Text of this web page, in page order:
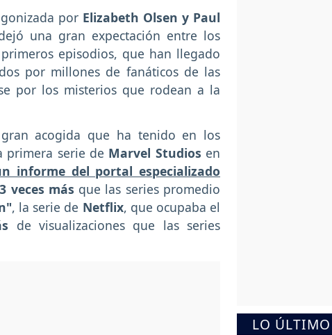
por Elizabeth Olsen y Paul
una gran expectación entre los
episodios, que han llegado
por millones de fanáticos de las
por los misterios que rodean a la
acogida que ha tenido en los
primera serie de Marvel Studios en
informe del portal especializado
veces más que las series promedio
, la serie de Netflix, que ocupaba el
de visualizaciones que las series
LO